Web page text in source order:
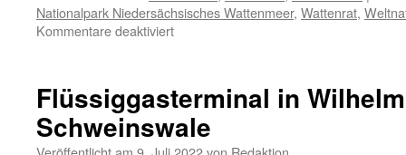
Nationalpark Niedersächsisches Wattenmeer, Wattenrat,
Kommentare deaktiviertfür
Nationalpark
Wattenmeer:
Wingfoiling
Flüssiggasterminal in
Schweinswale